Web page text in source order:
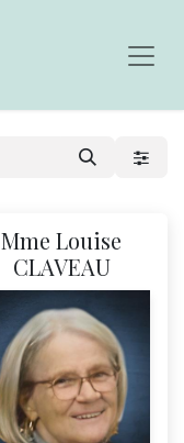
Mme Louise
CLAVEAU